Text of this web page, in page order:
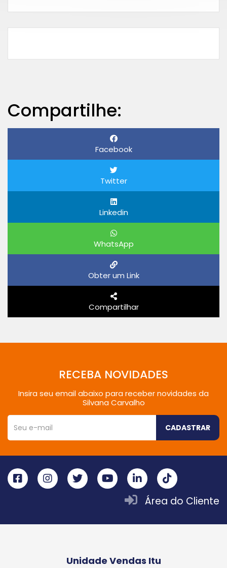
Compartilhe:
Facebook
Twitter
Linkedin
WhatsApp
Obter um Link
Compartilhar
RECEBA NOVIDADES
Insira seu email abaixo para receber novidades da
Silvana Carvalho
CADASTRAR
Área do Cliente
Unidade Vendas Itu